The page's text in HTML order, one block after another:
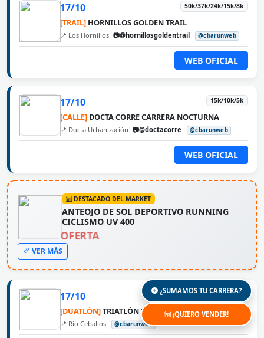
¿SUMAMOS TU CARRERA?
¡QUIERO VENDER!
17/10 50k/37k/24k/15k/8k
[TRAIL] HORNILLOS GOLDEN TRAIL
📍 Los Hornillos 📷@hornillosgoldentrail @cbarunweb
WEB OFICIAL
17/10 15k/10k/5k
[CALLE] DOCTA CORRE CARRERA NOCTURNA
📍 Docta Urbanización 📷@doctacorre @cbarunweb
WEB OFICIAL
DESTACADO DEL MARKET
ANTEOJO DE SOL DEPORTIVO RUNNING
CICLISMO UV 400
OFERTA
VER MÁS
17/10
[DUATLÓN]TRIATLÓN Y DUATLÓN CROSS RÍO CEBALLOS
📍 Río Ceballos @cbarunweb